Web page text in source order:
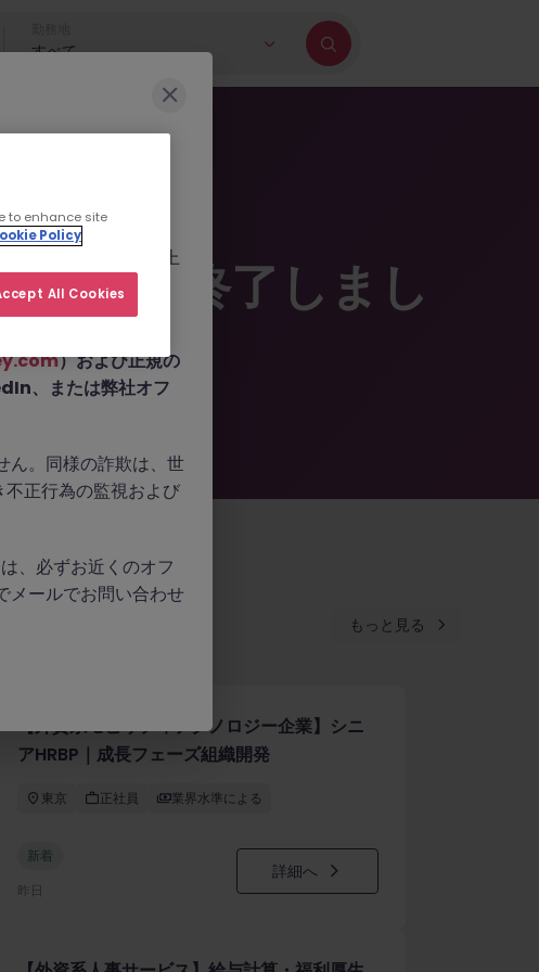
すべて
掲載は終了しまし
もっと見る
【外資系モビリティテクノロジー企業】シニ
アHRBP｜成長フェーズ組織開発
東京 正社員 業界水準による
新着
昨日
詳細へ
に巻き込もうとす
フィールを作成した上
人情報の提供や、
）および正規の
、または弊社オフ
。同様の詐欺は、世
正行為の監視および
、必ずお近くのオフ
メールでお問い合わせ
to enhance site
Policy
All Cookies